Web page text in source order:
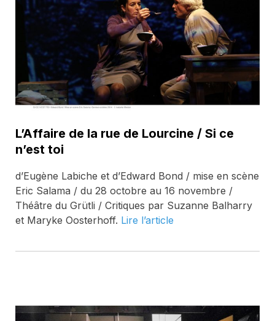
L’Affaire de la rue de Lourcine / Si ce
n’est toi
d’Eugène Labiche et d’Edward Bond / mise en scène
Eric Salama / du 28 octobre au 16 novembre /
Théâtre du Grütli / Critiques par Suzanne Balharry
et Maryke Oosterhoff. Lire l’article